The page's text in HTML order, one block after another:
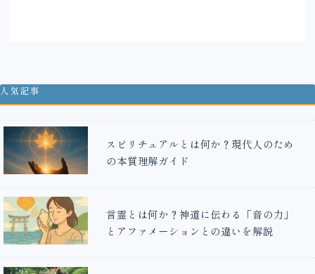
人気記事
スピリチュアルとは何か？現代人のため
の本質理解ガイド
言霊とは何か？神道に伝わる「音の力」
とアファメーションとの違いを解説